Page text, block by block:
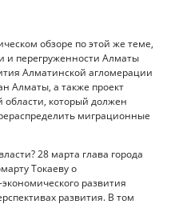
обзоре по этой же теме,
и перегруженности Алматы
Алматинской агломерации
Алматы, а также проект
области, который должен
миграционные
28 марта глава города
Токаеву о
развития
развития. В том